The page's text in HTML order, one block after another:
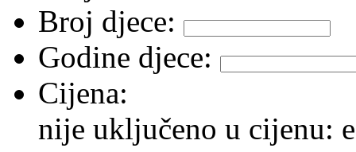
Broj djece:
Godine djece:
Cijena:
nije uključeno u cijenu: